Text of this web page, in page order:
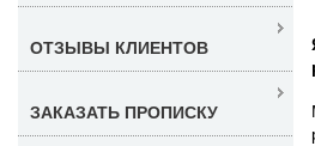
ОТЗЫВЫ КЛИЕНТОВ
ЗАКАЗАТЬ ПРОПИСКУ